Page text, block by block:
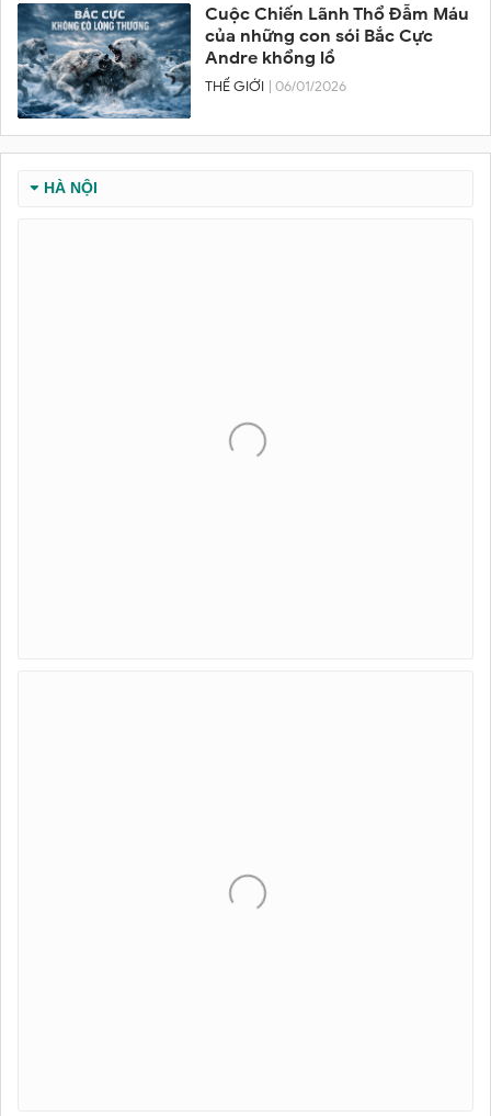
Cuộc Chiến Lãnh Thổ Đẫm Máu
của những con sói Bắc Cực
Andre khổng lồ
THẾ GIỚI | 06/01/2026
HÀ NỘI